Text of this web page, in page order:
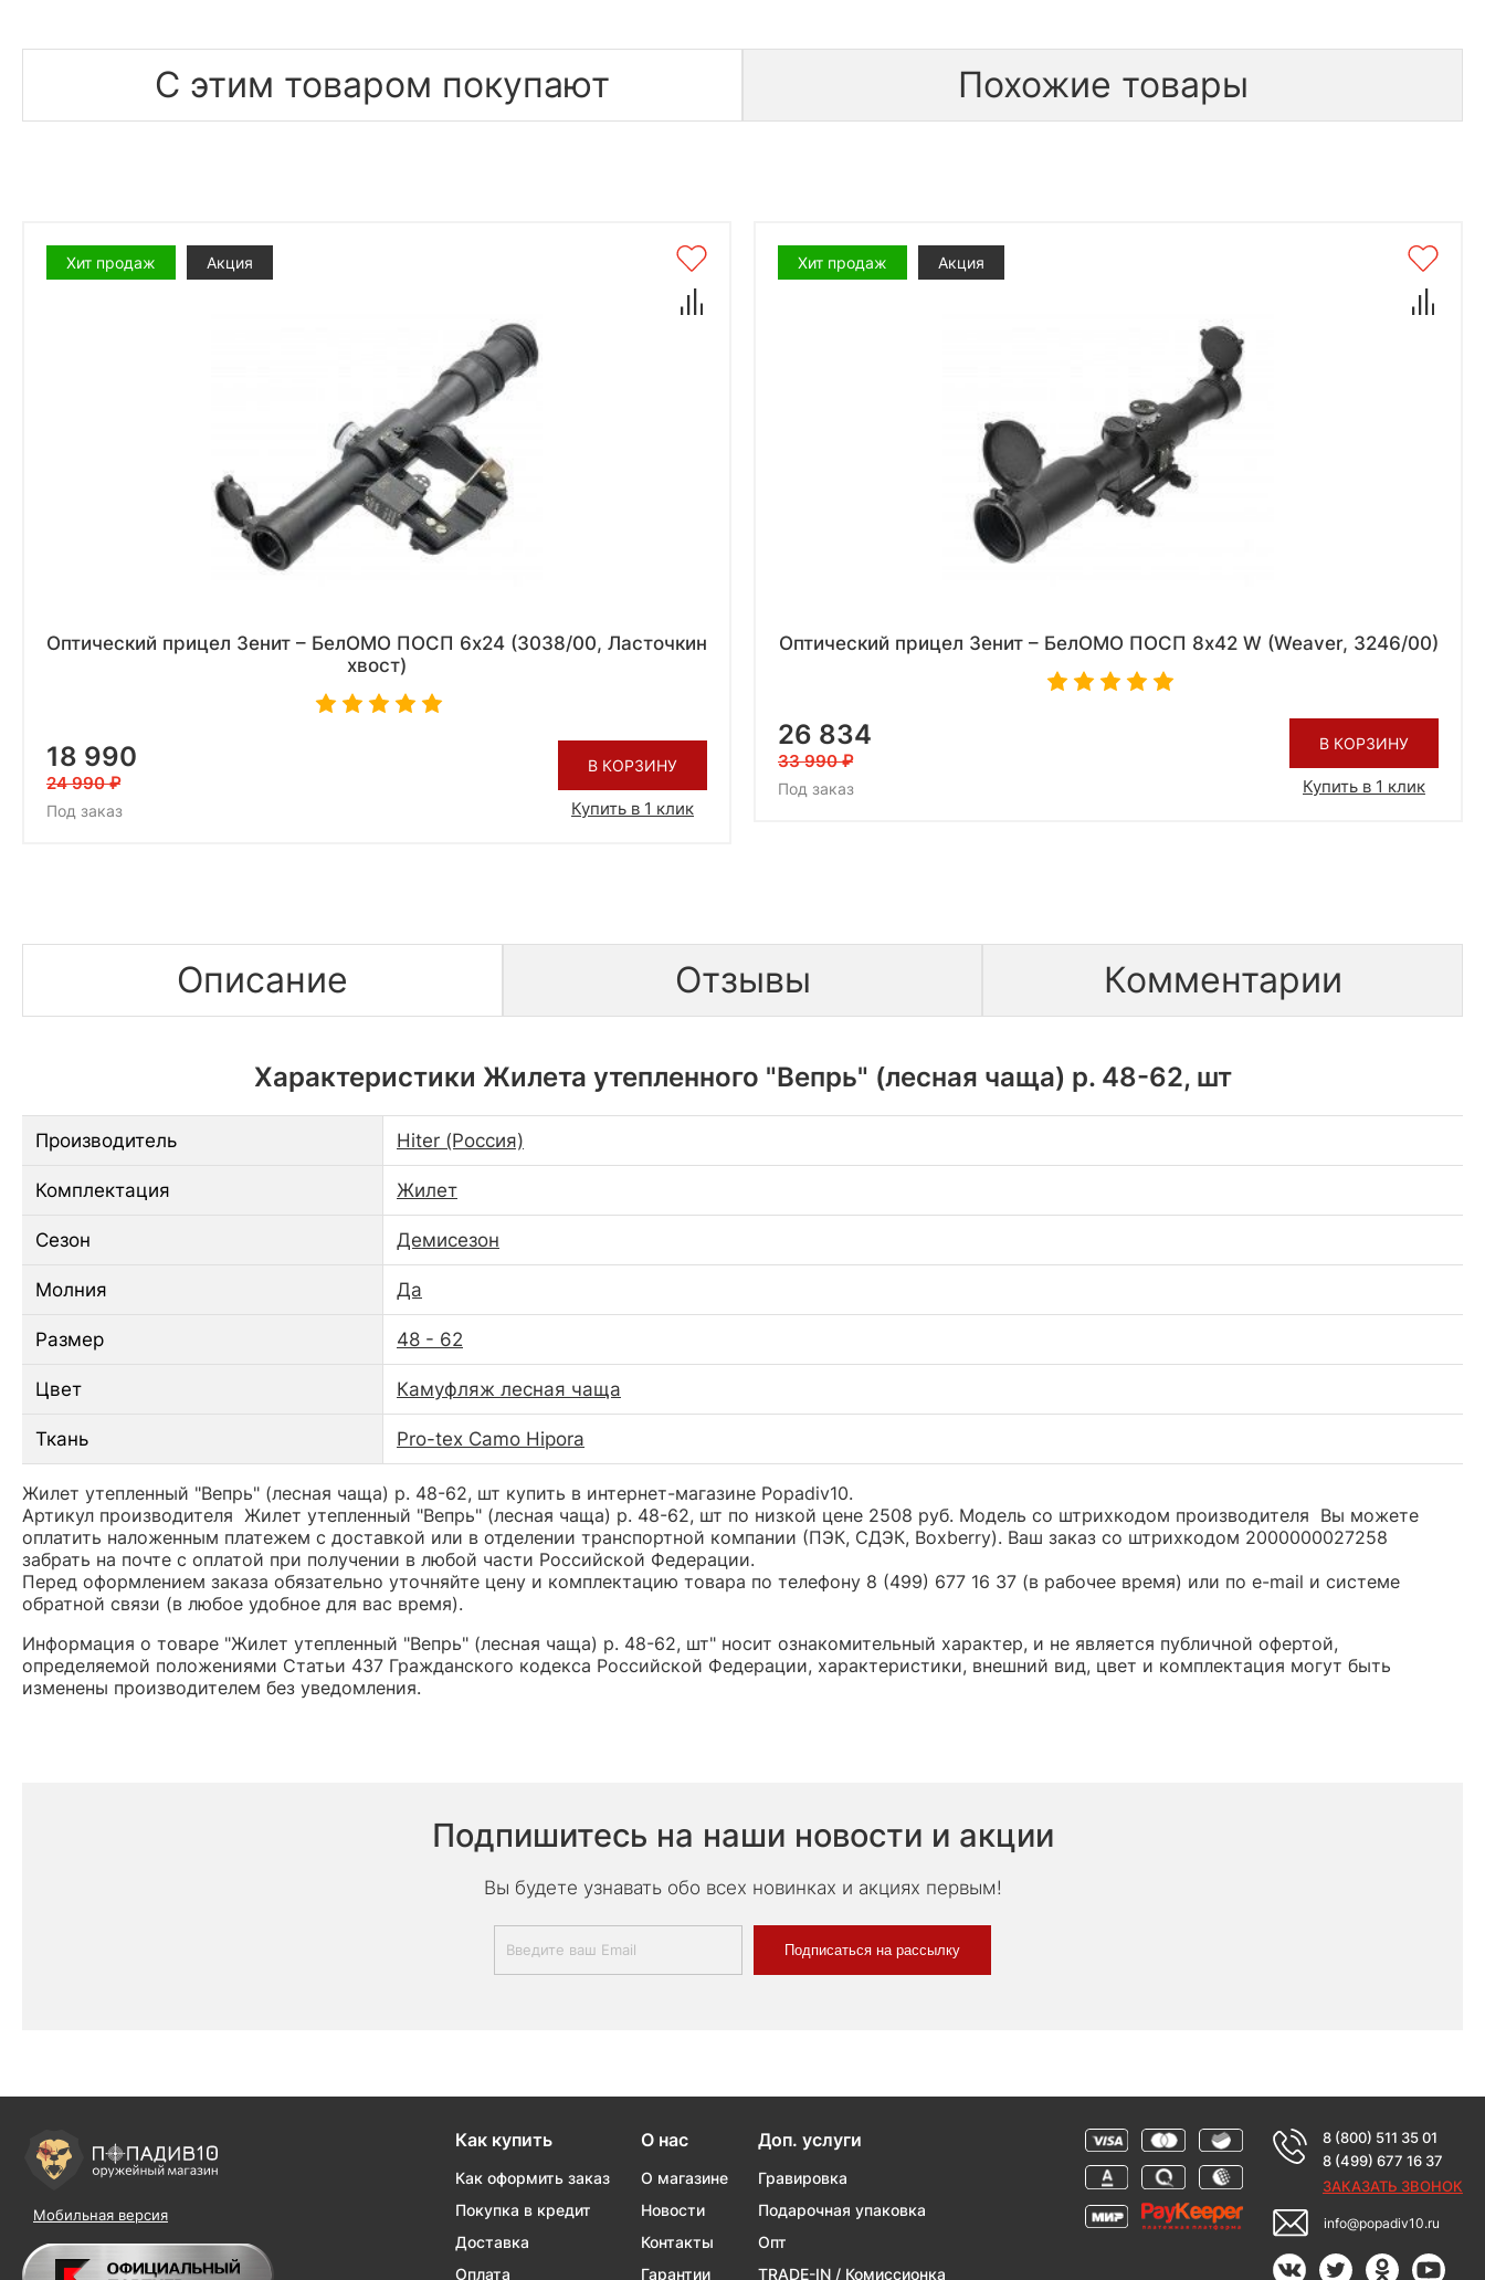
С этим товаром покупают Похожие товары
Хит продаж Акция
Оптический прицел Зенит – БелОМО ПОСП 6x24 (3038/00, Ласточкин
хвост)
18 990
24 990
Под заказ
В КОРЗИНУ
Купить в 1 клик
Хит продаж Акция
Оптический прицел Зенит – БелОМО ПОСП 8х42 W (Weaver, 3246/00)
26 834
33 990
Под заказ
В КОРЗИНУ
Купить в 1 клик
Описание Отзывы Комментарии
Характеристики Жилета утепленного "Вепрь" (лесная чаща) р. 48-62, шт
Производитель Hiter (Россия)
Комплектация Жилет
Сезон Демисезон
Молния Да
Размер 48 - 62
Цвет Камуфляж лесная чаща
Ткань Pro-tex Camo Hipora
Жилет утепленный "Вепрь" (лесная чаща) р. 48-62, шт купить в интернет-магазине Popadiv10.
Артикул производителя Жилет утепленный "Вепрь" (лесная чаща) р. 48-62, шт по низкой цене 2508 руб. Модель со штрихкодом производителя Вы можете
оплатить наложенным платежем с доставкой или в отделении транспортной компании (ПЭК, СДЭК, Boxberry). Ваш заказ со штрихкодом 2000000027258
забрать на почте с оплатой при получении в любой части Российской Федерации.
Перед оформлением заказа обязательно уточняйте цену и комплектацию товара по телефону 8 (499) 677 16 37 (в рабочее время) или по e-mail и системе
обратной связи (в любое удобное для вас время).
Информация о товаре "Жилет утепленный "Вепрь" (лесная чаща) р. 48-62, шт" носит ознакомительный характер, и не является публичной офертой,
определяемой положениями Статьи 437 Гражданского кодекса Российской Федерации, характеристики, внешний вид, цвет и комплектация могут быть
изменены производителем без уведомления.
Подпишитесь на наши новости и акции
Вы будете узнавать обо всех новинках и акциях первым!
Подписаться на рассылку
Мобильная версия
Как купить
Как оформить заказ
Покупка в кредит
Доставка
Оплата
О нас
О магазине
Новости
Контакты
Гарантии
Доп. услуги
Гравировка
Подарочная упаковка
Опт
TRADE-IN / Комиссионка
8 (800) 511 35 01
8 (499) 677 16 37
ЗАКАЗАТЬ ЗВОНОК
info@popadiv10.ru